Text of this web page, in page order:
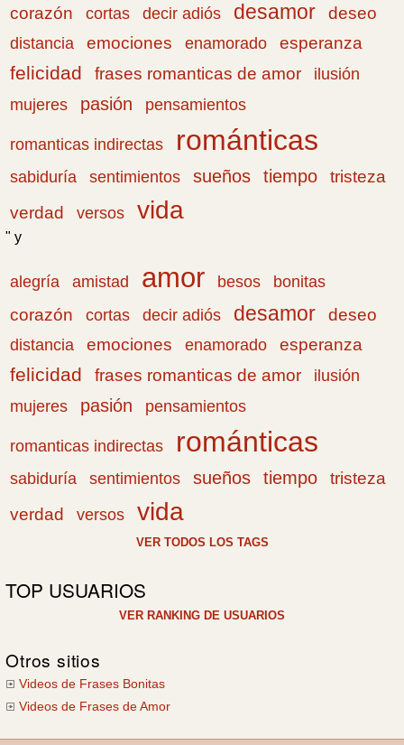
corazón
cortas decir adiós desamor deseo
distancia emociones enamorado esperanza
felicidad frases romanticas de amor
ilusión
mujeres
pasión pensamientos
romanticas indirectas románticas
sabiduría sentimientos sueños tiempo
tristeza
verdad
versos vida
" y
alegría amistad amor besos
bonitas
corazón
cortas decir adiós desamor deseo
distancia emociones enamorado esperanza
felicidad frases romanticas de amor
ilusión
mujeres
pasión pensamientos
romanticas indirectas románticas
sabiduría sentimientos sueños tiempo
tristeza
verdad
versos vida
VER TODOS LOS TAGS
TOP USUARIOS
VER RANKING DE USUARIOS
Otros sitios
Videos de Frases Bonitas
Videos de Frases de Amor